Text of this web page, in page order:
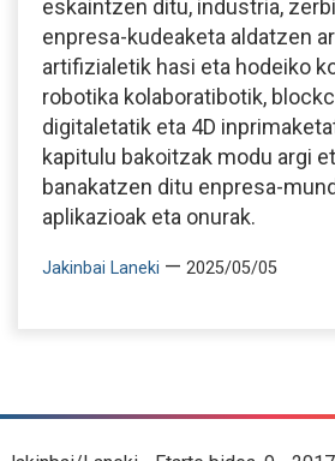
eskaintzen ditu, industria,
enpresa-kudeaketa aldatzen
artifizialetik hasi eta hodeiko
robotika kolaboratibotik,
digitaletatik eta 4D
kapitulu bakoitzak modu argi
banakatzen ditu enpresa-
aplikazioak eta onurak.
Jakinbai Laneki — 2025/05/05